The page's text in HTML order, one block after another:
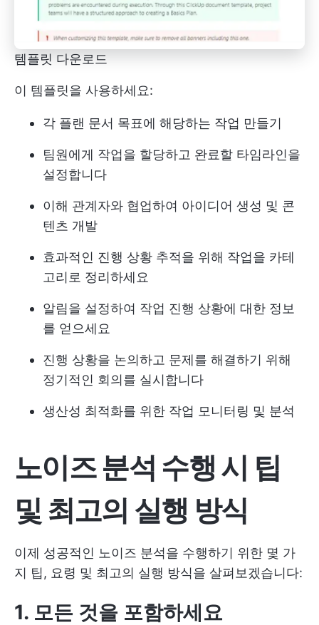
템플릿 다운로드
이 템플릿을 사용하세요:
각 플랜 문서 목표에 해당하는 작업 만들기
팀원에게 작업을 할당하고 완료할 타임라인을
설정합니다
이해 관계자와 협업하여 아이디어 생성 및 콘
텐츠 개발
효과적인 진행 상황 추적을 위해 작업을 카테
고리로 정리하세요
알림을 설정하여 작업 진행 상황에 대한 정보
를 얻으세요
진행 상황을 논의하고 문제를 해결하기 위해
정기적인 회의를 실시합니다
생산성 최적화를 위한 작업 모니터링 및 분석
노이즈 분석 수행 시 팁
및 최고의 실행 방식
이제 성공적인 노이즈 분석을 수행하기 위한 몇 가
지 팁, 요령 및 최고의 실행 방식을 살펴보겠습니다:
1. 모든 것을 포함하세요